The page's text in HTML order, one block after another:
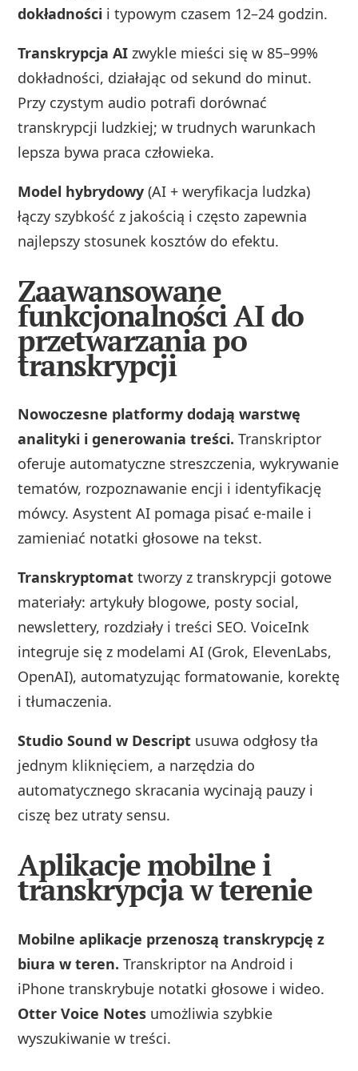
dokładności i typowym czasem 12–24 godzin.
Transkrypcja AI zwykle mieści się w 85–99%
dokładności, działając od sekund do minut.
Przy czystym audio potrafi dorównać
transkrypcji ludzkiej; w trudnych warunkach
lepsza bywa praca człowieka.
Model hybrydowy (AI + weryfikacja ludzka)
łączy szybkość z jakością i często zapewnia
najlepszy stosunek kosztów do efektu.
Zaawansowane
funkcjonalności AI do
przetwarzania po
transkrypcji
Nowoczesne platformy dodają warstwę
analityki i generowania treści. Transkriptor
oferuje automatyczne streszczenia, wykrywanie
tematów, rozpoznawanie encji i identyfikację
mówcy. Asystent AI pomaga pisać e‑maile i
zamieniać notatki głosowe na tekst.
Transkryptomat tworzy z transkrypcji gotowe
materiały: artykuły blogowe, posty social,
newslettery, rozdziały i treści SEO. VoiceInk
integruje się z modelami AI (Grok, ElevenLabs,
OpenAI), automatyzując formatowanie, korektę
i tłumaczenia.
Studio Sound w Descript usuwa odgłosy tła
jednym kliknięciem, a narzędzia do
automatycznego skracania wycinają pauzy i
ciszę bez utraty sensu.
Aplikacje mobilne i
transkrypcja w terenie
Mobilne aplikacje przenoszą transkrypcję z
biura w teren. Transkriptor na Android i
iPhone transkrybuje notatki głosowe i wideo.
Otter Voice Notes umożliwia szybkie
wyszukiwanie w treści.